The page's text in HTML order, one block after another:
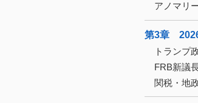
アノマリ
第3章 2026
トランプ
FRB新議
関税・地